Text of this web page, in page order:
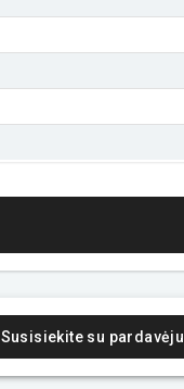
Susisiekite su pardavėju